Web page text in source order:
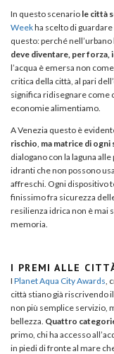
In questo scenario le città
Weekha scelto di
questo: perché nell’urbano
deve diventare, per forza,
l’acqua è emersa non
critica della città, al pari
significa ridisegnare come
economie alimentiamo.
A Venezia questo è
rischio ma matrice di
dialogano con la laguna
idranti che non possono
affreschi. Ogni dispositivo
finissimo fra sicurezza
resilienza idrica non è mai
memoria.
I PREMI ALLE
I Planet Aqua City Awards ,
città stiano già riscrivendo
non più semplice servizio,
bellezza. Quattro
primo, chi ha accesso
in piedi di fronte al mare